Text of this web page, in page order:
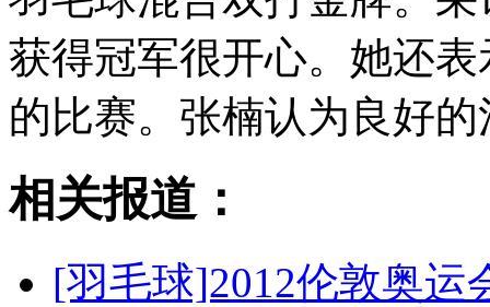
获得冠军很开心。她还
的比赛。张楠认为良好
相关报道：
[羽毛球]2012伦敦奥运